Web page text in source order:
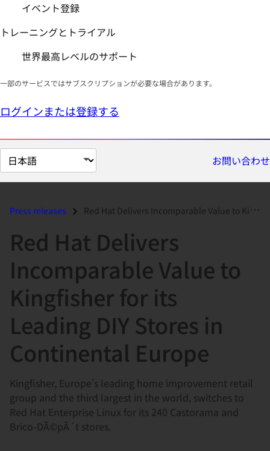
イベント登録
トレーニングとトライアル
世界最高レベルのサポート
一部のサービスではサブスクリプションが必要な場合があります。
ログインまたは登録する
ペ
ー
の
お問い合わせ
Press releases Red Hat Delivers Incomparable Value to Kingfisher for its Leading DIY...
Red Hat Delivers
Incomparable Value to
Kingfisher for its
Leading DIY Stores in
Continental Europe
Kingfisher, Europe's leading home improvement retail
group and the third largest in the world, switches to
Red Hat Enterprise Linux for its 240 Castorama and
Brico-DÃ©pÃ´t stores.